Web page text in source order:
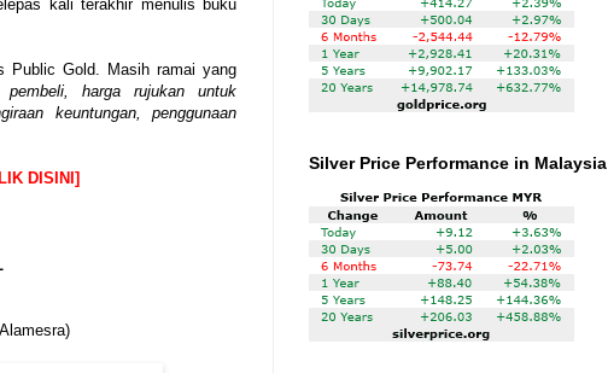
kali terakhir menulis buku
Public Gold. Masih ramai yang
pembeli, harga rujukan untuk
keuntungan, penggunaan
DISINI]
Silver Price Performance in Malaysia